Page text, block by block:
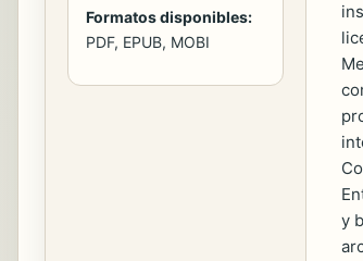
Formatos disponibles:
PDF, EPUB, MOBI
y